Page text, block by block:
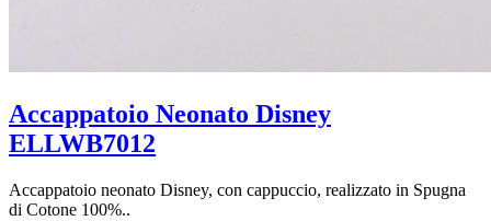
Accappatoio Neonato Disney
ELLWB7012
Accappatoio neonato Disney, con cappuccio, realizzato in Spugna
di Cotone 100%..